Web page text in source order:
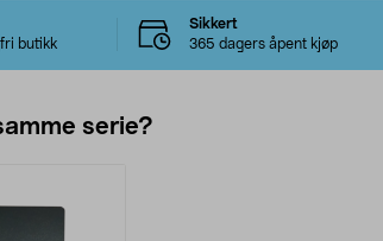
butikk
Sikkert
365 dagers åpent kjøp
serie?